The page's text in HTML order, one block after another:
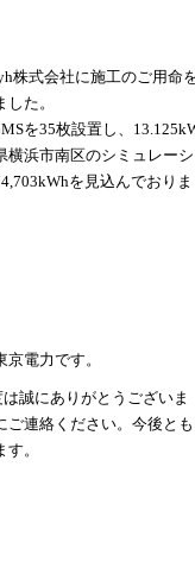
株式会社に施工のご用命
た。
を35枚設置し、
横浜市南区のシミュレーシ
を見込んでおりま
電力です。
誠にありがとうございま
ご連絡ください。今後とも
。